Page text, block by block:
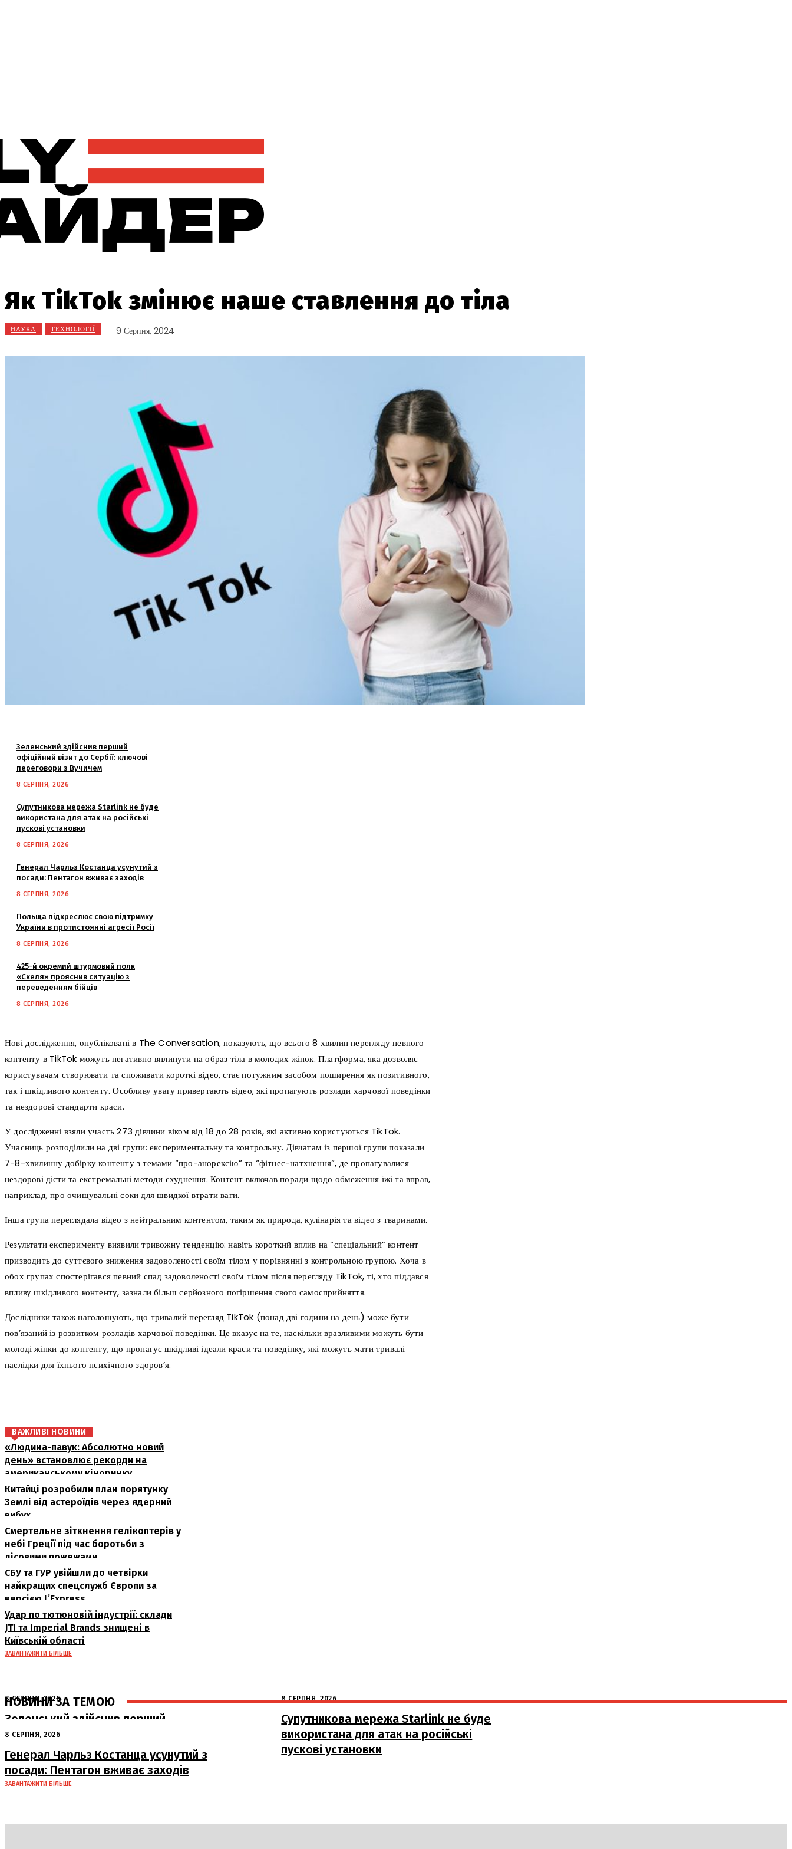
Як TikTok змінює наше ставлення до тіла
НАУКА ТЕХНОЛОГІЇ 9 Серпня, 2024
Зеленський здійснив перший
офіційний візит до Сербії: ключові
переговори з Вучичем
8 СЕРПНЯ, 2026
Супутникова мережа Starlink не буде
використана для атак на російські
пускові установки
8 СЕРПНЯ, 2026
Генерал Чарльз Костанца усунутий з
посади: Пентагон вживає заходів
8 СЕРПНЯ, 2026
Польща підкреслює свою підтримку
України в протистоянні агресії Росії
8 СЕРПНЯ, 2026
425-й окремий штурмовий полк
«Скеля» прояснив ситуацію з
переведенням бійців
8 СЕРПНЯ, 2026
Нові дослідження, опубліковані в The Conversation, показують, що всього 8 хвилин перегляду певного
контенту в TikTok можуть негативно вплинути на образ тіла в молодих жінок. Платформа, яка дозволяє
користувачам створювати та споживати короткі відео, стає потужним засобом поширення як позитивного,
так і шкідливого контенту. Особливу увагу привертають відео, які пропагують розлади харчової поведінки
та нездорові стандарти краси.
У дослідженні взяли участь 273 дівчини віком від 18 до 28 років, які активно користуються TikTok.
Учасниць розподілили на дві групи: експериментальну та контрольну. Дівчатам із першої групи показали
7-8-хвилинну добірку контенту з темами “про-анорексію” та “фітнес-натхнення”, де пропагувалися
нездорові дієти та екстремальні методи схуднення. Контент включав поради щодо обмеження їжі та вправ,
наприклад, про очищувальні соки для швидкої втрати ваги.
Інша група переглядала відео з нейтральним контентом, таким як природа, кулінарія та відео з тваринами.
Результати експерименту виявили тривожну тенденцію: навіть короткий вплив на “спеціальний” контент
призводить до суттєвого зниження задоволеності своїм тілом у порівнянні з контрольною групою. Хоча в
обох групах спостерігався певний спад задоволеності своїм тілом після перегляду TikTok, ті, хто піддався
впливу шкідливого контенту, зазнали більш серйозного погіршення свого самосприйняття.
Дослідники також наголошують, що тривалий перегляд TikTok (понад дві години на день) може бути
пов’язаний із розвитком розладів харчової поведінки. Це вказує на те, наскільки вразливими можуть бути
молоді жінки до контенту, що пропагує шкідливі ідеали краси та поведінку, які можуть мати тривалі
наслідки для їхнього психічного здоров’я.
ВАЖЛИВІ НОВИНИ
«Людина-павук: Абсолютно новий
день» встановлює рекорди на
американському кіноринку
Китайці розробили план порятунку
Землі від астероїдів через ядерний
вибух
Смертельне зіткнення гелікоптерів у
небі Греції під час боротьби з
лісовими пожежами
СБУ та ГУР увійшли до четвірки
найкращих спецслужб Європи за
версією L’Express
Удар по тютюновій індустрії: склади
JTI та Imperial Brands знищені в
Київській області
ЗАВАНТАЖИТИ БІЛЬШЕ
НОВИНИ ЗА ТЕМОЮ
8 СЕРПНЯ, 2026
Зеленський здійснив перший
офіційний візит до Сербії: ключові
переговори з Вучичем
8 СЕРПНЯ, 2026
Супутникова мережа Starlink не буде
використана для атак на російські
пускові установки
8 СЕРПНЯ, 2026
Генерал Чарльз Костанца усунутий з
посади: Пентагон вживає заходів
ЗАВАНТАЖИТИ БІЛЬШЕ